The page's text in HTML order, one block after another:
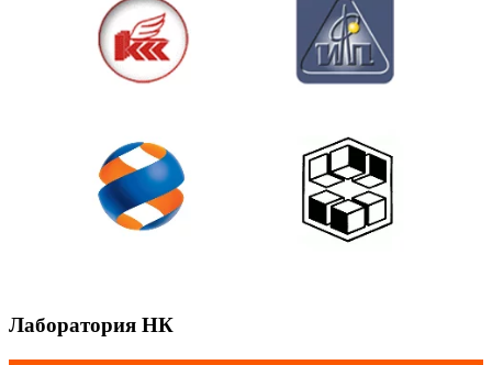
Лаборатория НК